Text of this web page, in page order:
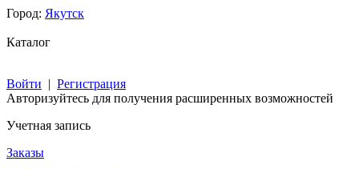
Город: Якутск
Каталог
Войти | Регистрация
Авторизуйтесь для получения расширенных возможностей
Учетная запись
Заказы